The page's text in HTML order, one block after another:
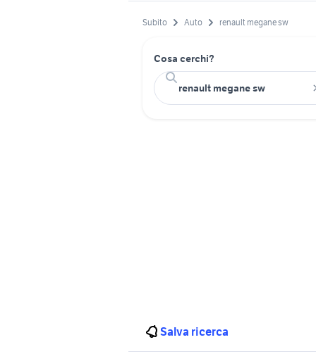
Subito Auto renault megane sw
Cosa cerchi?
Salva ricerca